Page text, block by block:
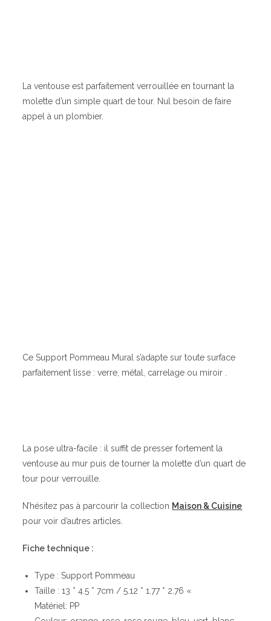
La ventouse est parfaitement verrouillée en tournant la
molette d’un simple quart de tour. Nul besoin de faire
appel à un plombier.
Ce Support Pommeau Mural s’adapte sur toute surface
parfaitement lisse : verre, métal, carrelage ou miroir .
La pose ultra-facile : il suffit de presser fortement la
ventouse au mur puis de tourner la molette d’un quart de
tour pour verrouille.
N’hésitez pas à parcourir la collection Maison & Cuisine
pour voir d’autres articles.
Fiche technique :
Type : Support Pommeau
Taille : 13 * 4.5 * 7cm / 5.12 * 1.77 * 2.76 «
Matériel: PP